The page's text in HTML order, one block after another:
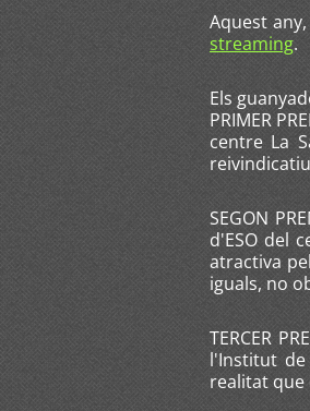
Aquest
streaming.
Els
PRIMER
centre La
SEGON
d'ESO del
atractiva
iguals, no
TERCER
l'Institut de
realitat que